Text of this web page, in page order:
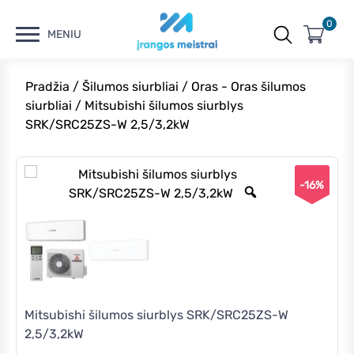
MENIU
0
Pradžia / Šilumos siurbliai / Oras - Oras šilumos
siurbliai / Mitsubishi šilumos siurblys
SRK/SRC25ZS-W 2,5/3,2kW
-16%
Mitsubishi šilumos siurblys SRK/SRC25ZS-W
2,5/3,2kW